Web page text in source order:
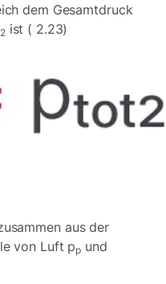
dem Gesamtdruck
ist ( 2.23)
aus der
von Luft pp und